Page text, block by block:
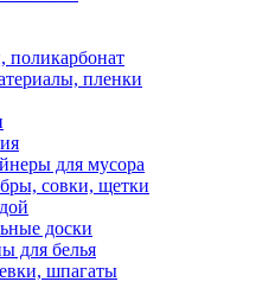
поликарбонат
пленки
для мусора
совки, щетки
доски
для белья
шпагаты